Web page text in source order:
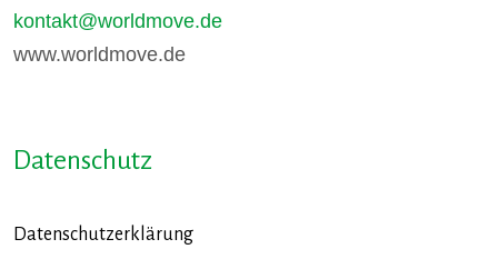
kontakt@worldmove.de
www.worldmove.de
Datenschutz
Datenschutzerklärung